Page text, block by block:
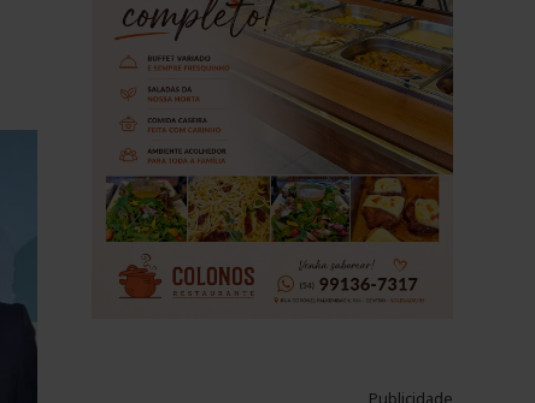
Publicidade